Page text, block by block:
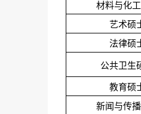
材料与化
艺术硕
法律硕
公共卫生
教育硕
新闻与传